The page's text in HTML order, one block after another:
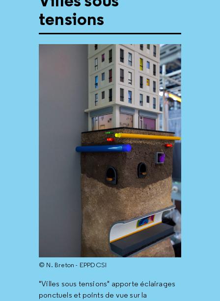
tensions
© N. Breton - EPPDCSI
"Villes sous tensions" apporte éclairages
ponctuels et points de vue sur la